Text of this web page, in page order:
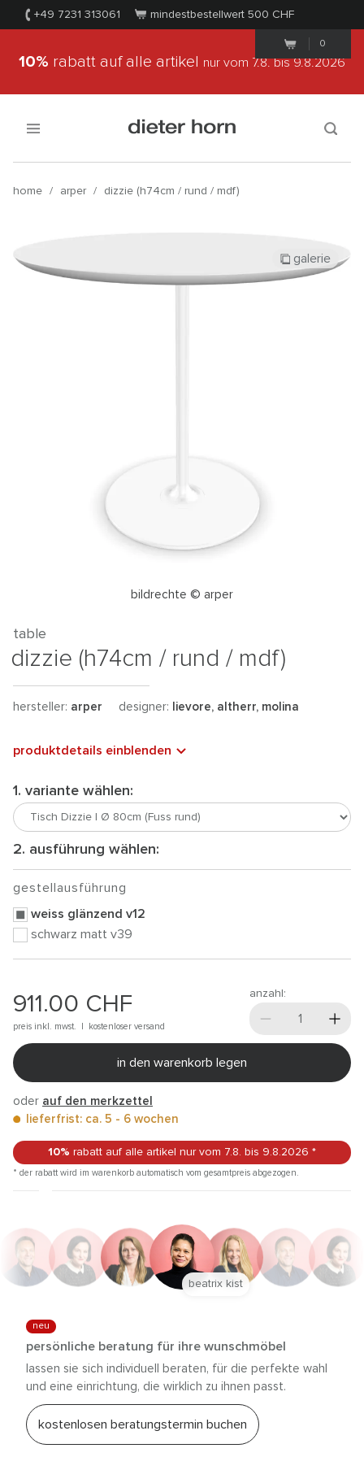
+49 7231 313061 mindestbestellwert 500 CHF
0
10% rabatt auf alle artikel nur vom 7.8.bis 9.8.2026
home / arper / dizzie (h74cm / rund / mdf)
bildrechte © arper
galerie
table
dizzie (h74cm / rund / mdf)
hersteller: arper designer: lievore, altherr, molina
produktdetails einblenden
1. variante wählen:
2. ausführung wählen:
gestellausführung
weiss glänzend v12
schwarz matt v39
911.00 CHF
preis inkl. mwst. | kostenloser versand
anzahl:
in den warenkorb legen
oder auf den merkzettel
lieferfrist: ca. 5 - 6 wochen
10% rabatt auf alle artikel nur vom 7.8. bis 9.8.2026 *
* der rabatt wird im warenkorb automatisch vom gesamtpreis abgezogen.
neu
persönliche beratung für ihre wunschmöbel
lassen sie sich individuell beraten, für die perfekte wahl
und eine einrichtung, die wirklich zu ihnen passt.
kostenlosen beratungstermin buchen
beatrix kist